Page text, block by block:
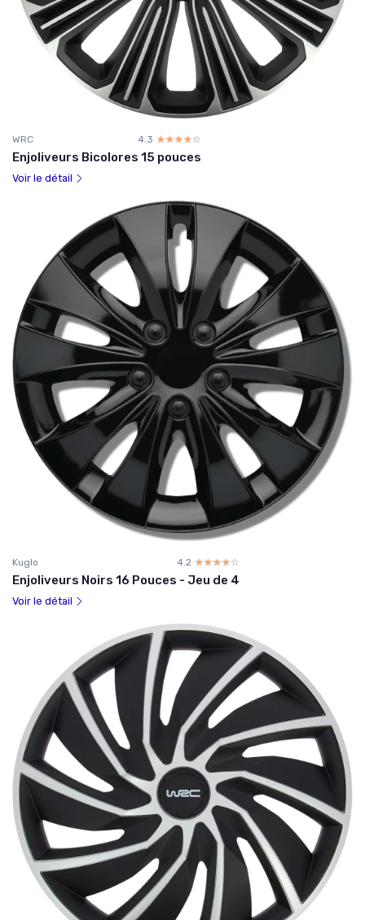
WRC 4.3 ☆☆☆☆☆
★★★★★
Enjoliveurs Bicolores 15 pouces
Voir le détail
Kuglo 4.2 ☆☆☆☆☆
★★★★★
Enjoliveurs Noirs 16 Pouces - Jeu de 4
Voir le détail